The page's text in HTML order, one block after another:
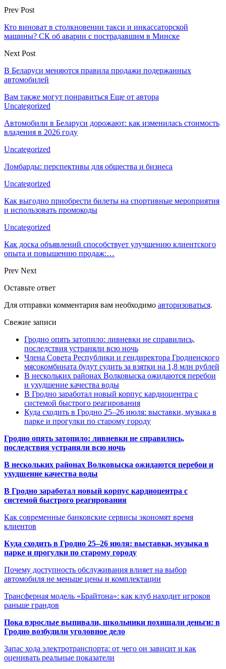
Prev Post
Кто виноват в столкновении такси и инкассаторской
машины? СК об аварии с пострадавшим в Минске
Next Post
В Беларуси меняются правила продажи подержанных
автомобилей
Вам также могут понравиться Еще от автора
Uncategorized
Автомобили в Беларуси дорожают: как изменилась стоимость
владения в 2026 году
Uncategorized
Ломбарды: перспективы для общества и бизнеса
Uncategorized
Как выгодно приобрести билеты на спортивные мероприятия
и использовать промокоды
Uncategorized
Как доска объявлений способствует улучшению клиентского
опыта и повышению продаж:…
Prev Next
Оставьте ответ
Для отправки комментария вам необходимо авторизоваться.
Свежие записи
Гродно опять затопило: ливневки не справились,
последствия устраняли всю ночь
Члена Совета Республики и гендиректора Гродненского
мясокомбината будут судить за взятки на 1,8 млн рублей
В нескольких районах Волковыска ожидаются перебои
и ухудшение качества воды
В Гродно заработал новый корпус кардиоцентра с
системой быстрого реагирования
Куда сходить в Гродно 25–26 июля: выставки, музыка в
парке и прогулки по старому городу
Гродно опять затопило: ливневки не справились,
последствия устраняли всю ночь
В нескольких районах Волковыска ожидаются перебои и
ухудшение качества воды
В Гродно заработал новый корпус кардиоцентра с
системой быстрого реагирования
Как современные банковские сервисы экономят время
клиентов
Куда сходить в Гродно 25–26 июля: выставки, музыка в
парке и прогулки по старому городу
Почему доступность обслуживания влияет на выбор
автомобиля не меньше цены и комплектации
Трансферная модель «Брайтона»: как клуб находит игроков
раньше грандов
Пока взрослые выпивали, школьники похищали деньги: в
Гродно возбудили уголовное дело
Запас хода электротранспорта: от чего он зависит и как
оценивать реальные показатели